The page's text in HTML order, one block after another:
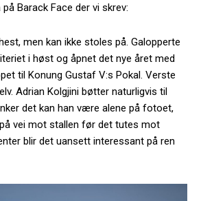
Barack Face der vi skrev:
men kan ikke stoles på. Galopperte
i høst og åpnet det nye året med
til Konung Gustaf V:s Pokal. Verste
Adrian Kolgjini bøtter naturligvis til
det kan han være alene på fotoet,
vei mot stallen før det tutes mot
blir det uansett interessant på ren